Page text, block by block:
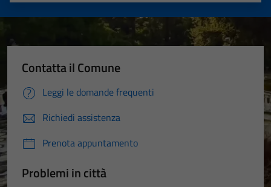
Contatta il Comune
Leggi le domande frequenti
Richiedi assistenza
Prenota appuntamento
Problemi in città